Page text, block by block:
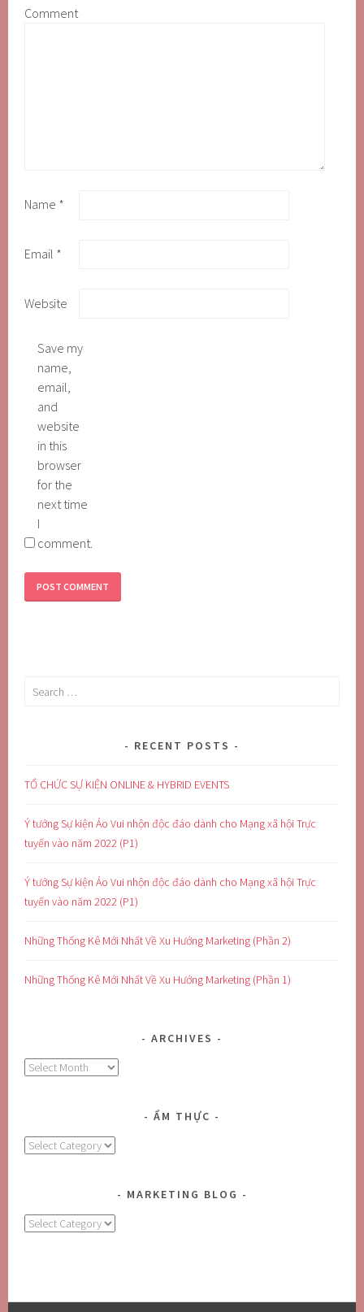
Comment
Name *
Email *
Website
Save my
name,
email,
and
website
in this
browser
for the
next time
I
comment.
Search
RECENT POSTS
TỔ CHỨC SỰ KIỆN ONLINE & HYBRID EVENTS
Ý tưởng Sự kiện Ảo Vui nhộn độc đáo dành cho Mạng xã hội Trực
tuyến vào năm 2022 (P1)
Ý tưởng Sự kiện Ảo Vui nhộn độc đáo dành cho Mạng xã hội Trực
tuyến vào năm 2022 (P1)
Những Thống Kê Mới Nhất Về Xu Hướng Marketing (Phần 2)
Những Thống Kê Mới Nhất Về Xu Hướng Marketing (Phần 1)
ARCHIVES
Archives
ẨM THỰC
Ẩm
MARKETING BLOG
MARKETING